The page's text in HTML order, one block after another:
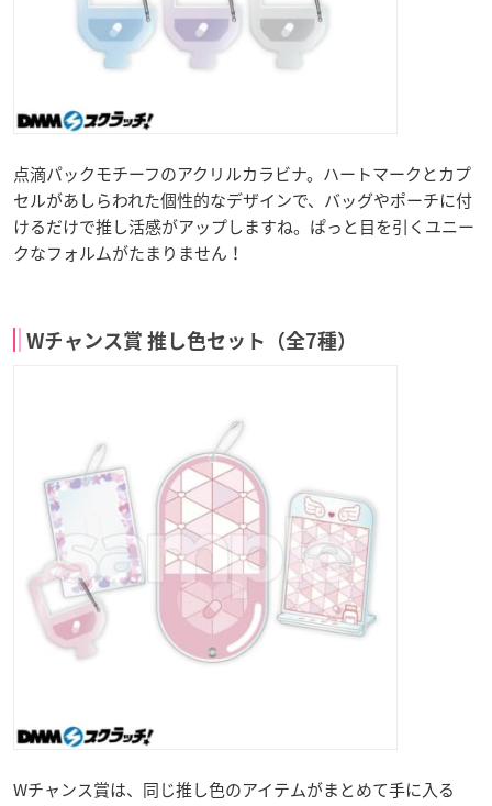
点滴パックモチーフのアクリルカラビナ。ハートマークとカプ
セルがあしらわれた個性的なデザインで、バッグやポーチに付
けるだけで推し活感がアップしますね。ぱっと目を引くユニー
クなフォルムがたまりません！
Wチャンス賞 推し色セット（全7種）
Wチャンス賞は、同じ推し色のアイテムがまとめて手に入る